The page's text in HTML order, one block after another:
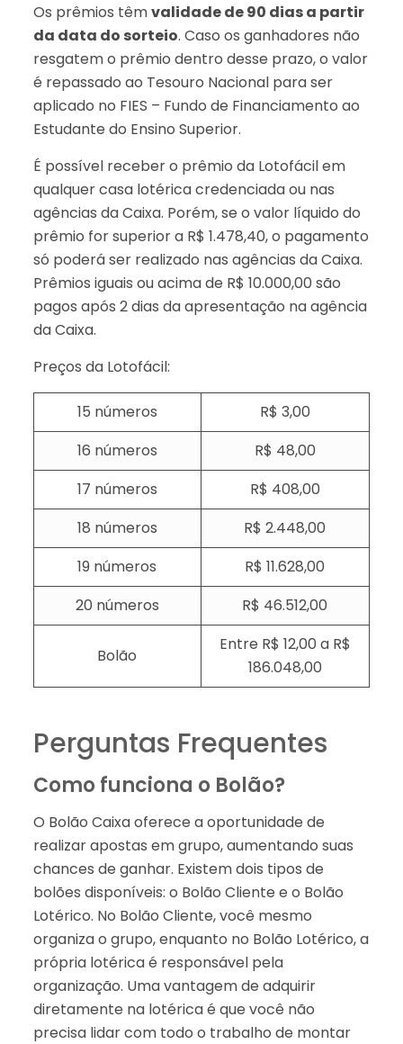
Os prêmios têmvalidade de 90 dias a partir
da data do sorteio. Caso os ganhadores não
resgatem o prêmio dentro desse prazo, o valor
é repassado ao Tesouro Nacional para ser
aplicado no FIES – Fundo de Financiamento ao
Estudante do Ensino Superior.
É possível receber o prêmio da Lotofácil em
qualquer casa lotérica credenciada ou nas
agências da Caixa. Porém, se o valor líquido do
prêmio for superior a R$ 1.478,40, o pagamento
só poderá ser realizado nas agências da Caixa.
Prêmios iguais ou acima de R$ 10.000,00 são
pagos após 2 dias da apresentação na agência
da Caixa.
Preços da Lotofácil:
15 números
R$ 3,00
16 números
R$ 48,00
17 números
R$ 408,00
18 números
R$ 2.448,00
19 números
R$ 11.628,00
20 números
R$ 46.512,00
Bolão
Entre R$ 12,00 a R$
186.048,00
Perguntas Frequentes
Como funciona o Bolão?
O Bolão Caixa oferece a oportunidade de
realizar apostas em grupo, aumentando suas
chances de ganhar. Existem dois tipos de
bolões disponíveis: o Bolão Cliente e o Bolão
Lotérico. No Bolão Cliente, você mesmo
organiza o grupo, enquanto no Bolão Lotérico, a
própria lotérica é responsável pela
organização. Uma vantagem de adquirir
diretamente na lotérica é que você não
precisa lidar com todo o trabalho de montar